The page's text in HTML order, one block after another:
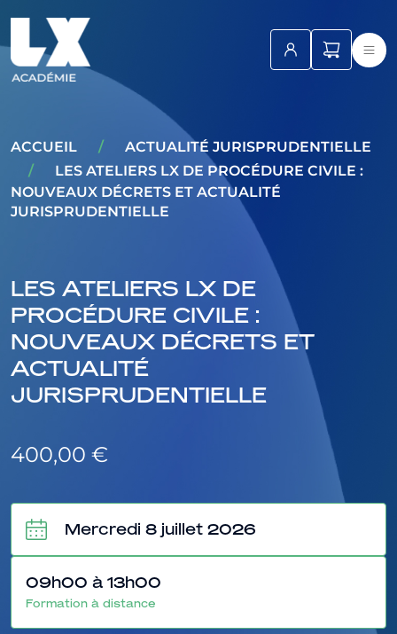
ACCUEIL /
ACTUALITÉ JURISPRUDENTIELLE
/
LES ATELIERS LX DE PROCÉDURE CIVILE :
NOUVEAUX DÉCRETS ET ACTUALITÉ
JURISPRUDENTIELLE
LES ATELIERS LX DE
PROCÉDURE CIVILE :
NOUVEAUX DÉCRETS ET
ACTUALITÉ
JURISPRUDENTIELLE
400,00 €
Mercredi 8 juillet 2026
09h00 à 13h00
Formation à distance